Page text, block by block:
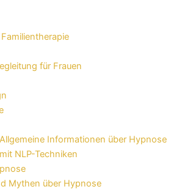
für Frauen
Informationen über Hypnose
NLP-Techniken
Mythen über Hypnose